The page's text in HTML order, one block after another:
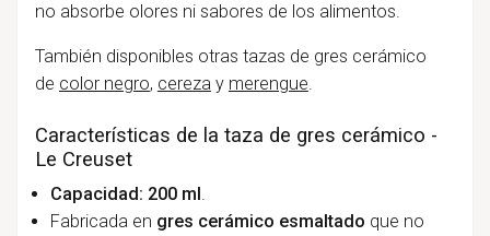
no absorbe olores ni sabores de los alimentos.
También disponibles otras tazas de gres cerámico
de color negro, cerezay merengue.
Características de la taza de gres cerámico -
Le Creuset
Capacidad: 200 ml.
Fabricada en gres cerámico esmaltado que no